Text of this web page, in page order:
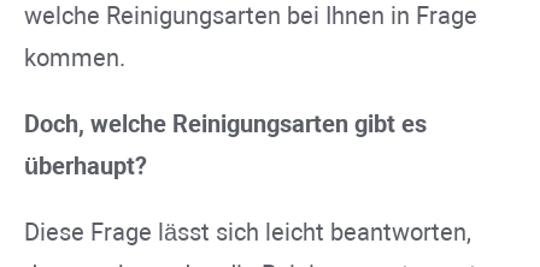
welche Reinigungsarten bei Ihnen in Frage
kommen.
Doch, welche Reinigungsarten gibt es
überhaupt?
Diese Frage lässt sich leicht beantworten,